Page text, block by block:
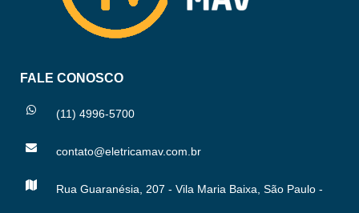
FALE CONOSCO
(11) 4996-5700
contato@eletricamav.com.br
Rua Guaranésia, 207 - Vila Maria Baixa, São Paulo -